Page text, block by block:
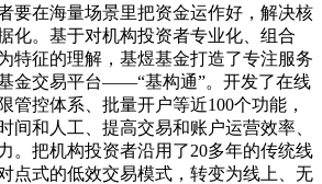
要在海量场景里把资金运作好，解决核
化。基于对机构投资者专业化、组合
特征的理解，基煜基金打造了专注服务
金交易平台——“基构通”。开发了在线
管控体系、批量开户等近100个功能，
间和人工、提高交易和账户运营效率、
。把机构投资者沿用了20多年的传统线
点式的低效交易模式，转变为线上、无